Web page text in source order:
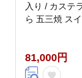
入り / カステ
ら 五三焼 ス
81,000円